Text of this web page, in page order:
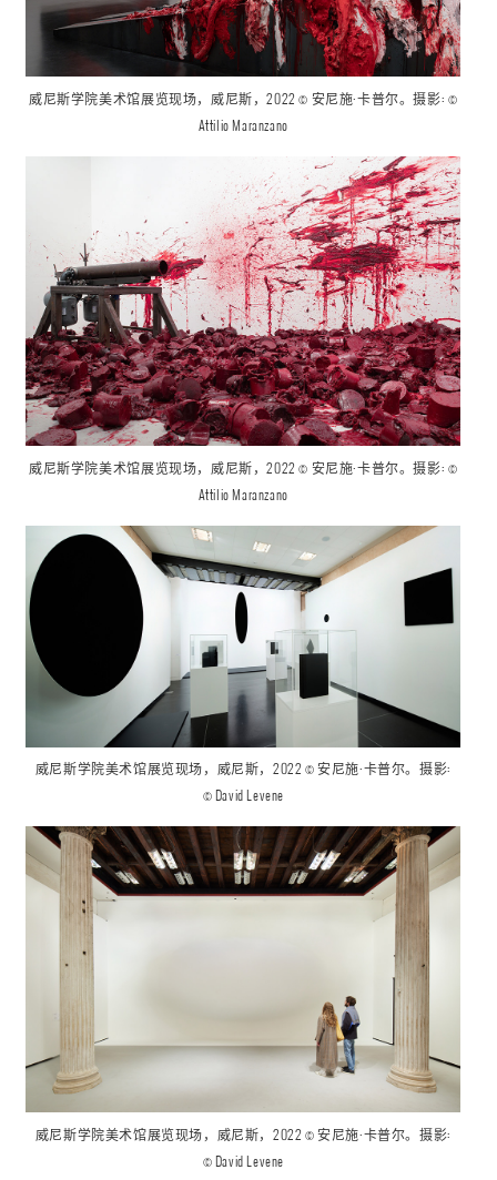
威尼斯学院美术馆展览现场，威尼斯，2022 © 安尼施·卡普尔。摄影: ©
Attilio Maranzano
威尼斯学院美术馆展览现场，威尼斯，2022 © 安尼施·卡普尔。摄影: ©
Attilio Maranzano
威尼斯学院美术馆展览现场，威尼斯，2022 © 安尼施·卡普尔。摄影:
©David Levene
威尼斯学院美术馆展览现场，威尼斯，2022 © 安尼施·卡普尔。摄影:
©David Levene